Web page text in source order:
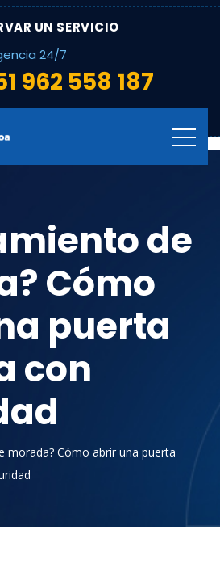
UN SERVICIO
24/7
962 558 187
de
Cómo
puerta
con
morada? Cómo abrir una puerta